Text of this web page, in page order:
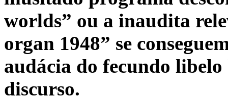
worlds” ou a inaudita
organ 1948” se
audácia do fecundo
discurso.